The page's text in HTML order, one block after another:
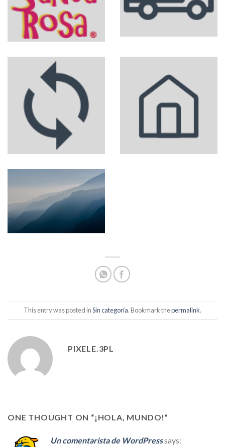
This entry was posted inSin categoría. Bookmark thepermalink.
PIXELE.3PL
ONE THOUGHT ON “¡HOLA, MUNDO!”
Un comentarista de WordPresssays: